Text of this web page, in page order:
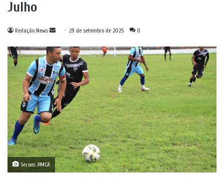
Julho
Redação News
Mande
e-
mail
29 de setembro de 2025 0
Secom: PMCA